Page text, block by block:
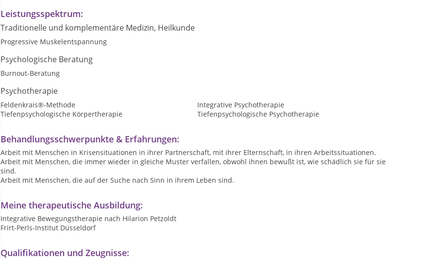
Leistungsspektrum:
Traditionelle und komplementäre Medizin, Heilkunde
Progressive Muskelentspannung
Psychologische Beratung
Burnout-Beratung
Psychotherapie
Feldenkrais®-Methode
Integrative Psychotherapie
Tiefenpsychologische Körpertherapie
Tiefenpsychologische Psychotherapie
Behandlungsschwerpunkte & Erfahrungen:
Arbeit mit Menschen in Krisensituationen in ihrer Partnerschaft, mit ihrer Elternschaft, in ihren Arbeitssituationen.
Arbeit mit Menschen, die immer wieder in gleiche Muster verfallen, obwohl ihnen bewußt ist, wie schädlich sie für sie
sind.
Arbeit mit Menschen, die auf der Suche nach Sinn in ihrem Leben sind.
Meine therapeutische Ausbildung:
Integrative Bewegungstherapie nach Hilarion Petzoldt
Frirt-Perls-Institut Düsseldorf
Qualifikationen und Zeugnisse: